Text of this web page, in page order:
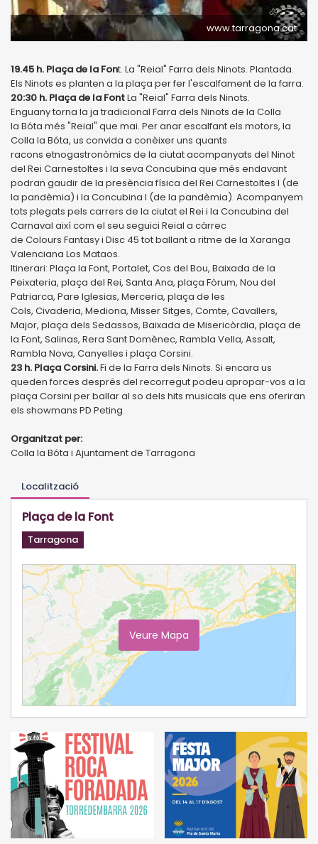
www.tarragona.cat
19.45 h. Plaça de la Font. La "Reial" Farra dels Ninots. Plantada.
Els Ninots es planten a la plaça per fer l'escalfament de la farra.
20:30 h. Plaça de la FontLa "Reial" Farra dels Ninots.
Enguany torna la ja tradicional Farra dels Ninots de la Colla
la Bóta més "Reial" que mai. Per anar escalfant els motors, la
Colla la Bóta, us convida a conèixer uns quants
racons etnogastronòmics de la ciutat acompanyats del Ninot
del Rei Carnestoltes i la seva Concubina que més endavant
podran gaudir de la presència física del Rei Carnestoltes I (de
la pandèmia) i la Concubina I (de la pandèmia). Acompanyem
tots plegats pels carrers de la ciutat el Rei i la Concubina del
Carnaval així com el seu seguici Reial a càrrec
de Colours Fantasy i Disc 45 tot ballant a ritme de la Xaranga
Valenciana Los Mataos.
Itinerari: Plaça la Font, Portalet, Cos del Bou, Baixada de la
Peixateria, plaça del Rei, Santa Ana, plaça Fòrum, Nou del
Patriarca, Pare Iglesias, Merceria, plaça de les
Cols, Civaderia, Mediona, Misser Sitges, Comte, Cavallers,
Major, plaça dels Sedassos, Baixada de Misericòrdia, plaça de
la Font, Salinas, Rera Sant Domènec, Rambla Vella, Assalt,
Rambla Nova, Canyelles i plaça Corsini.
23 h. Plaça Corsini.Fi de la Farra dels Ninots. Si encara us
queden forces després del recorregut podeu apropar-vos a la
plaça Corsini per ballar al so dels hits musicals que ens oferiran
els showmans PD Peting.
Organitzat per:
Colla la Bóta i Ajuntament de Tarragona
Localització
Plaça de la Font
Tarragona
Veure Mapa